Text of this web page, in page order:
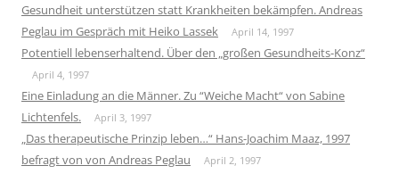
Gesundheit unterstützen statt Krankheiten bekämpfen. Andreas
Peglau im Gespräch mit Heiko Lassek
April 14, 1997
Potentiell lebenserhaltend. Über den „großen Gesundheits-Konz“
April 4, 1997
Eine Einladung an die Männer. Zu “Weiche Macht“ von Sabine
Lichtenfels.
April 3, 1997
„Das therapeutische Prinzip leben…“ Hans-Joachim Maaz, 1997
befragt von von Andreas Peglau
April 2, 1997